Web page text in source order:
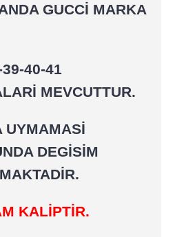
GUCCİ MARKA
40-41
MEVCUTTUR.
UYMAMASİ
DEGİSİM
KALİPTİR.